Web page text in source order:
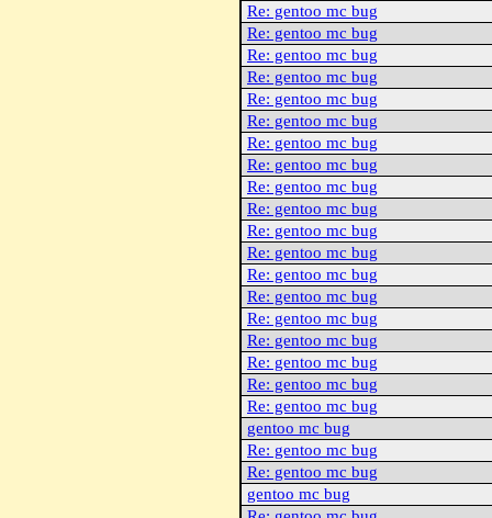
Re: gentoo mc bug
Re: gentoo mc bug
Re: gentoo mc bug
Re: gentoo mc bug
Re: gentoo mc bug
Re: gentoo mc bug
Re: gentoo mc bug
Re: gentoo mc bug
Re: gentoo mc bug
Re: gentoo mc bug
Re: gentoo mc bug
Re: gentoo mc bug
Re: gentoo mc bug
Re: gentoo mc bug
Re: gentoo mc bug
Re: gentoo mc bug
Re: gentoo mc bug
Re: gentoo mc bug
Re: gentoo mc bug
gentoo mc bug
Re: gentoo mc bug
Re: gentoo mc bug
gentoo mc bug